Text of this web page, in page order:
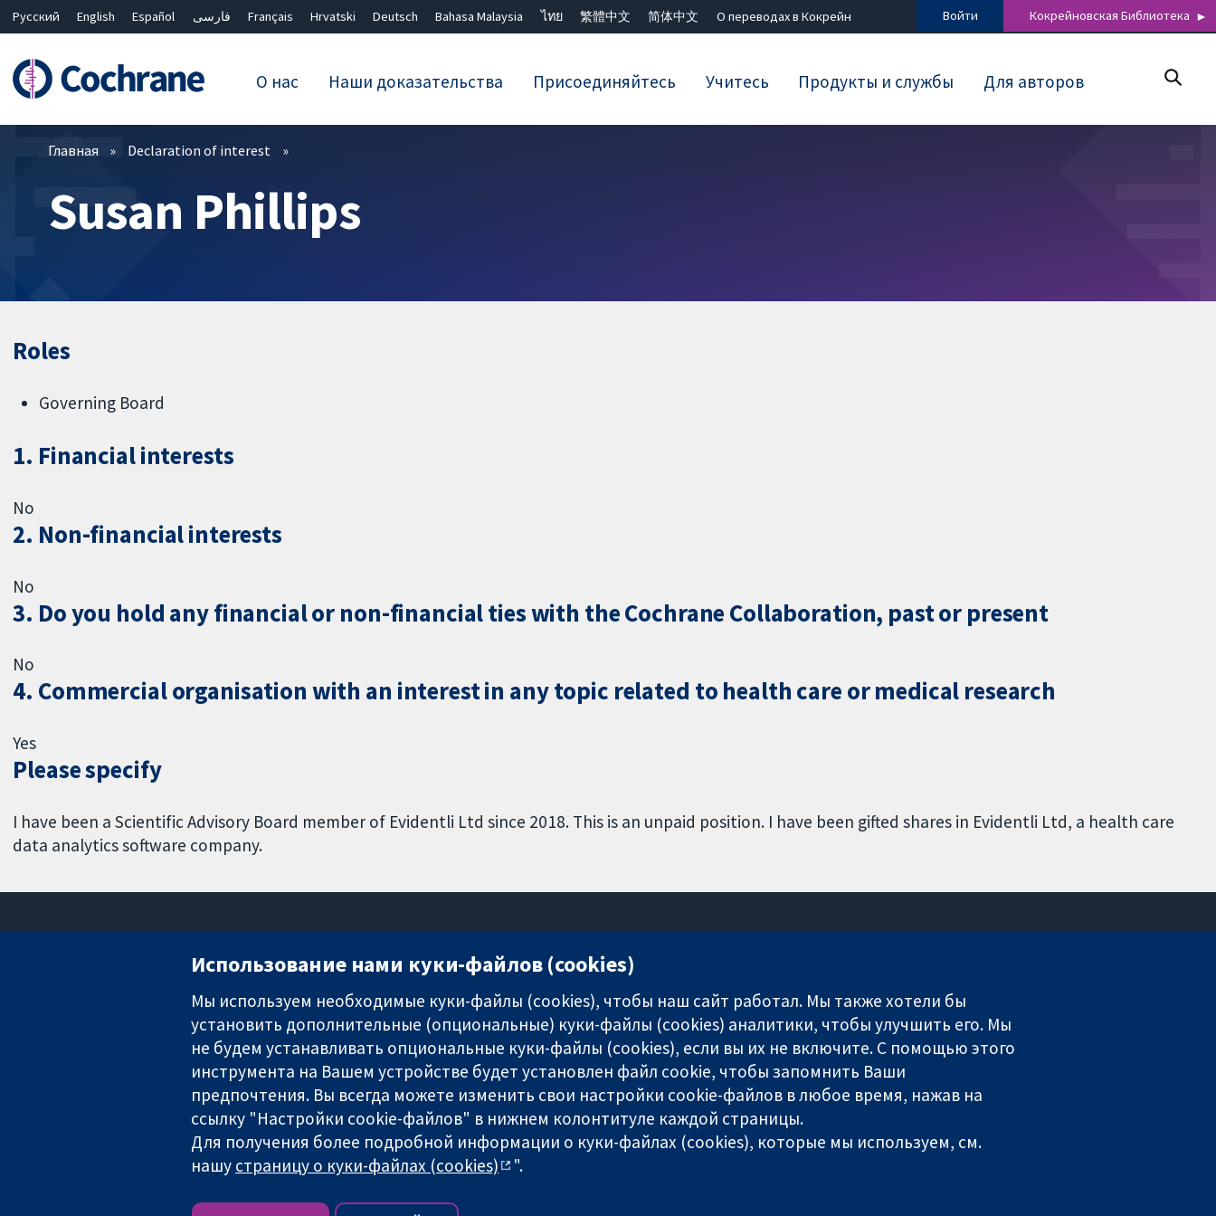
Русский English Español فارسی Français Hrvatski Deutsch Bahasa Malaysia ไทย 繁體中文 简体中文 О переводах в Кокрейн Войти Кокрейновская Библиотека
О нас Наши доказательства Присоединяйтесь Учитесь Продукты и службы Для авторов
Фильтры
Главная Declaration of interest
Susan Phillips
Roles
Governing Board
1. Financial interests
No
2. Non-financial interests
No
3. Do you hold any financial or non-financial ties with the Cochrane Collaboration, past or present
No
4. Commercial organisation with an interest in any topic related to health care or medical research
Yes
Please specify
I have been a Scientific Advisory Board member of Evidentli Ltd since 2018. This is an unpaid position. I have been gifted shares in Evidentli Ltd, a health care
data analytics software company.
Надёжные доказательства
Информированные решения
11-13 Cavendish Square
W1G 0AN
United Kingdom
Пресс-служба
О нас
Работа
Cochrane Library
The Cochrane Collaboration is a charity (no. 1045921) and a company limited by guarantee (no. 03044323) registered in England & Wales. VAT registration number GB 718 2127 49.
Copyright © 2026 The Cochrane Collaboration
Использование нами куки-файлов (cookies)
Мы используем необходимые куки-файлы (cookies), чтобы наш сайт работал. Мы также хотели бы
установить дополнительные (опциональные) куки-файлы (cookies) аналитики, чтобы улучшить его. Мы
не будем устанавливать опциональные куки-файлы (cookies), если вы их не включите. С помощью этого
инструмента на Вашем устройстве будет установлен файл cookie, чтобы запомнить Ваши
предпочтения. Вы всегда можете изменить свои настройки cookie-файлов в любое время, нажав на
ссылку "Настройки cookie-файлов" в нижнем колонтитуле каждой страницы.
Для получения более подробной информации о куки-файлах (cookies), которые мы используем, см.
нашу страницу о куки-файлах (cookies) ".